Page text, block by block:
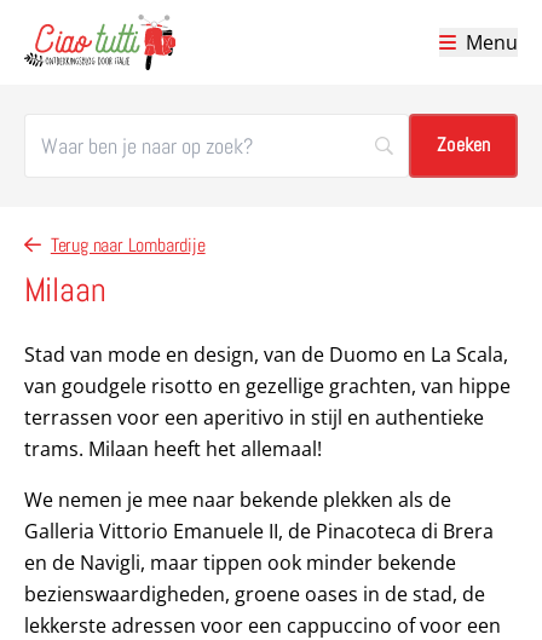
Menu
Terug naar Lombardije
Milaan
Stad van mode en design, van de Duomo en La Scala,
van goudgele risotto en gezellige grachten, van hippe
terrassen voor een aperitivo in stijl en authentieke
trams. Milaan heeft het allemaal!
We nemen je mee naar bekende plekken als de
Galleria Vittorio Emanuele II, de Pinacoteca di Brera
en de Navigli, maar tippen ook minder bekende
bezienswaardigheden, groene oases in de stad, de
lekkerste adressen voor een cappuccino of voor een